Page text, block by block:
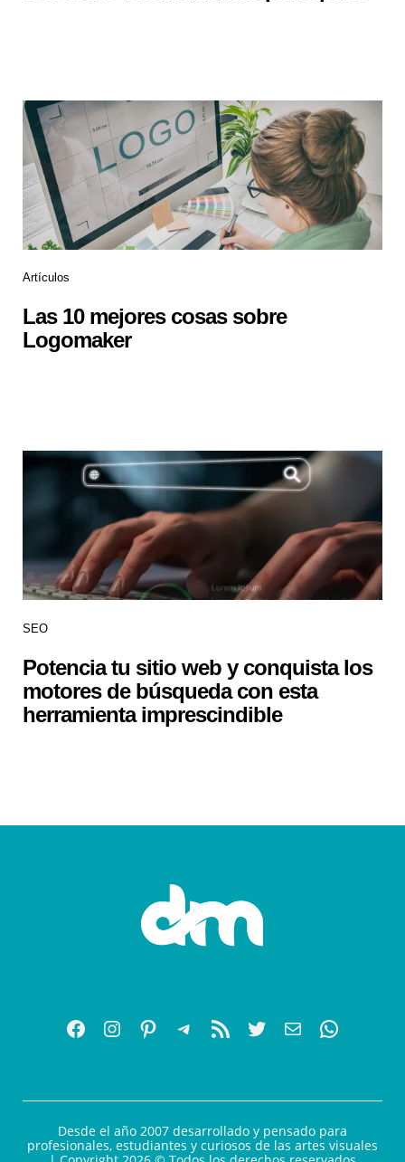
Artículos
Las 10 mejores cosas sobre
Logomaker
SEO
Potencia tu sitio web y conquista los
motores de búsqueda con esta
herramienta imprescindible
Desde el año 2007 desarrollado y pensado para
profesionales, estudiantes y curiosos de las artes visuales